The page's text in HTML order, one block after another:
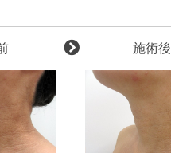
施術後